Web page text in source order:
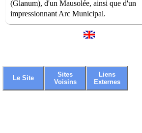
(Glanum), d'un Mausolée, ainsi que d'un
impressionnant Arc Municipal.
Le Site
Sites
Voisins
Liens
Externes